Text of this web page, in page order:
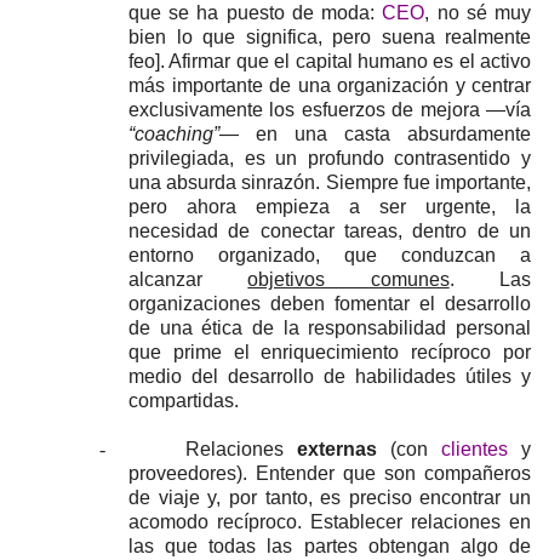
que se ha puesto de moda:CEO, no sé muy
bien lo que significa, pero suena realmente
feo]. Afirmar que el capital humano es el activo
más importante de una organización y centrar
exclusivamente los esfuerzos de mejora —vía
“coaching”— en una casta absurdamente
privilegiada, es un profundo contrasentido y
una absurda sinrazón. Siempre fue importante,
pero ahora empieza a ser urgente, la
necesidad de conectar tareas, dentro de un
entorno organizado, que conduzcan a
alcanzarobjetivos comunes. Las
organizaciones deben fomentar el desarrollo
de una ética de la responsabilidad personal
que prime el enriquecimiento recíproco por
medio del desarrollo de habilidades útiles y
compartidas.
- Relaciones externas (con clientes y
proveedores). Entender que son compañeros
de viaje y, por tanto, es preciso encontrar un
acomodo recíproco. Establecer relaciones en
las que todas las partes obtengan algo de